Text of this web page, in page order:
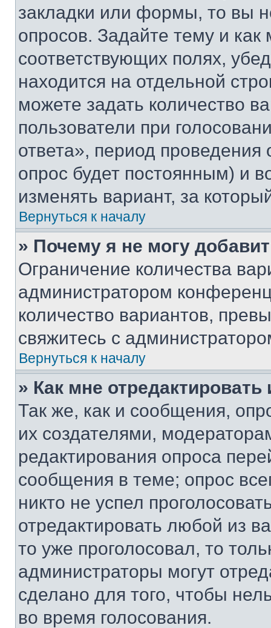
закладки или формы, то вы
опросов. Задайте тему и
соответствующих полях,
находится на отдельной
можете задать количество
пользователи при
ответа», период проведения
опрос будет постоянным) и
изменять вариант, за
Вернуться к началу
» Почему я не могу
Ограничение количества
администратором
количество вариантов,
свяжитесь с
Вернуться к началу
» Как мне
Так же, как и сообщения,
их создателями,
редактирования опроса
сообщения в теме; опрос
никто не успел
отредактировать любой из
то уже проголосовал, то
администраторы могут
сделано для того, чтобы
во время голосования.